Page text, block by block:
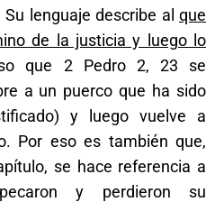
lenguaje describe al que
de la justicia y luego lo
que 2 Pedro 2, 23 se
a un puerco que ha sido
y luego vuelve a
Por eso es también que,
se hace referencia a
y perdieron su